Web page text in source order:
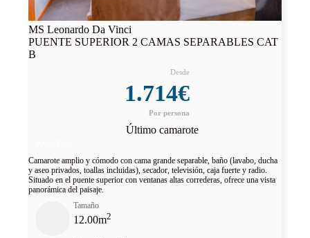
MS Leonardo Da Vinci
PUENTE SUPERIOR 2 CAMAS SEPARABLES CAT
B
1.714€
Último camarote
Camarote amplio y cómodo con cama grande separable, baño (lavabo, ducha
y aseo privados, toallas incluidas), secador, televisión, caja fuerte y radio.
Situado en el puente superior con ventanas altas correderas, ofrece una vista
panorámica del paisaje.
Tamaño
12.00m2